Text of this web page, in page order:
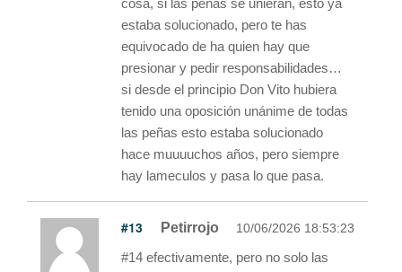
estaba solucionado, pero te has
equivocado de ha quien hay que
presionar y pedir responsabilidades…
si desde el principio Don Vito hubiera
tenido una oposición unánime de todas
las peñas esto estaba solucionado
hace muuuuchos años, pero siempre
hay lameculos y pasa lo que pasa.
#13 Petirrojo 10/06/2026 18:53:23
#14 efectivamente, pero no solo las